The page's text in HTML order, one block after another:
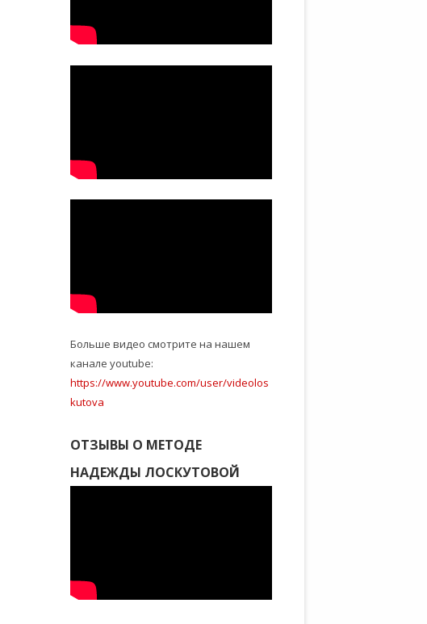
Больше видео смотрите на нашем
канале youtube:
https://www.youtube.com/user/videolos
kutova
ОТЗЫВЫ О МЕТОДЕ
НАДЕЖДЫ ЛОСКУТОВОЙ